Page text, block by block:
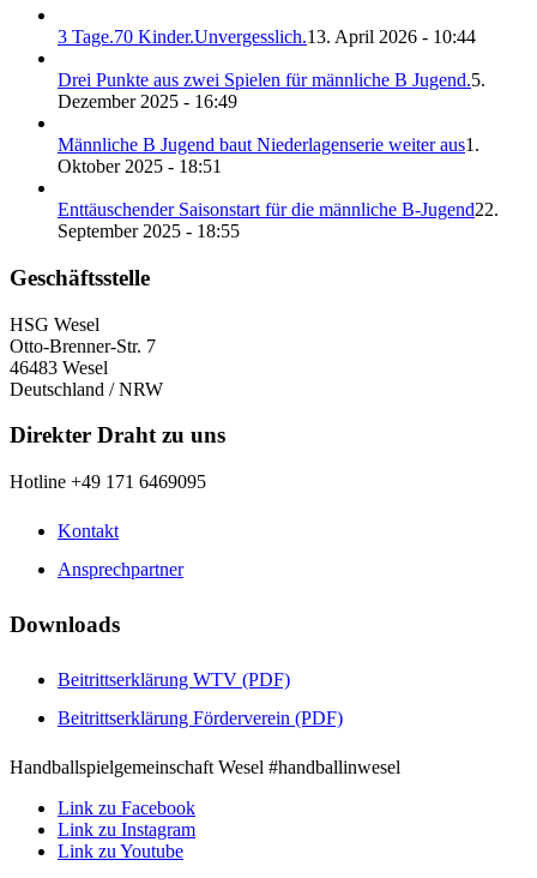
3 Tage.70 Kinder.Unvergesslich.13. April 2026 - 10:44
Drei Punkte aus zwei Spielen für männliche B Jugend.5.
Dezember 2025 - 16:49
Männliche B Jugend baut Niederlagenserie weiter aus1.
Oktober 2025 - 18:51
Enttäuschender Saisonstart für die männliche B-Jugend22.
September 2025 - 18:55
Geschäftsstelle
HSG Wesel
Otto-Brenner-Str. 7
46483 Wesel
Deutschland / NRW
Direkter Draht zu uns
Hotline +49 171 6469095
Kontakt
Ansprechpartner
Downloads
Beitrittserklärung WTV (PDF)
Beitrittserklärung Förderverein (PDF)
Handballspielgemeinschaft Wesel #handballinwesel
Link zu Facebook
Link zu Instagram
Link zu Youtube